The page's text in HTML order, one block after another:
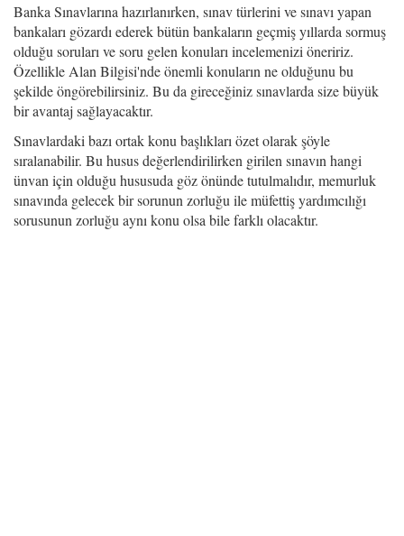
Banka Sınavlarına hazırlanırken, sınav türlerini ve sınavı yapan
bankaları gözardı ederek bütün bankaların geçmiş yıllarda sormuş
olduğu soruları ve soru gelen konuları incelemenizi öneririz.
Özellikle Alan Bilgisi'nde önemli konuların ne olduğunu bu
şekilde öngörebilirsiniz. Bu da gireceğiniz sınavlarda size büyük
bir avantaj sağlayacaktır.
Sınavlardaki bazı ortak konu başlıkları özet olarak şöyle
sıralanabilir. Bu husus değerlendirilirken girilen sınavın hangi
ünvan için olduğu hususuda göz önünde tutulmalıdır, memurluk
sınavında gelecek bir sorunun zorluğu ile müfettiş yardımcılığı
sorusunun zorluğu aynı konu olsa bile farklı olacaktır.